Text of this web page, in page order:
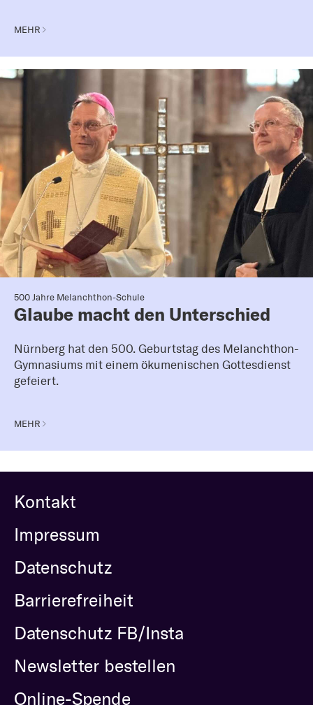
MEHR
500 Jahre Melanchthon-Schule
Glaube macht den Unterschied
Nürnberg hat den 500. Geburtstag des Melanchthon-
Gymnasiums mit einem ökumenischen Gottesdienst
gefeiert.
MEHR
Kontakt
Impressum
Datenschutz
Barrierefreiheit
Datenschutz FB/Insta
Newsletter bestellen
Online-Spende